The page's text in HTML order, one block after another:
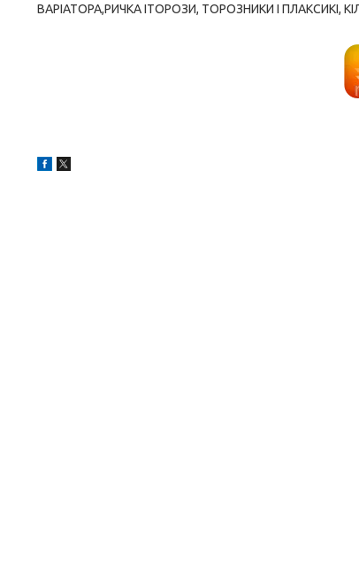
ВАРІАТОРА,РИЧКА ІТОРОЗИ, ТОРОЗНИКИ І ПЛАКСИКІ,